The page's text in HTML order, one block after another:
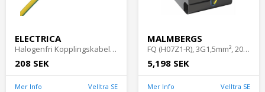
ELECTRICA
Halogenfri Kopplingskabel CPR Dca RQ 35 Grön/Gul Electrica
208 SEK
Mer Info Velltra SE
MALMBERGS
FQ (H07Z1-R), 3G1,5mm², 200m, Quick N Easy Boxen, Malmbergs 0442109
5,198 SEK
Mer Info Velltra SE